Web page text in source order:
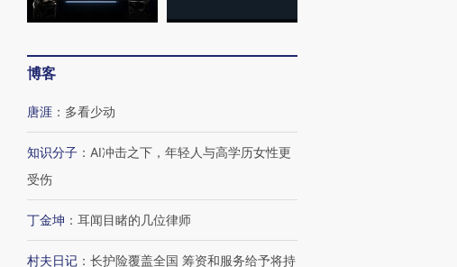
博客
唐涯 ： 多看少动
知识分子 ： AI冲击之下，年轻人与高学历女性更
受伤
丁金坤 ： 耳闻目睹的几位律师
村夫日记 ： 长护险覆盖全国 筹资和服务给予将持